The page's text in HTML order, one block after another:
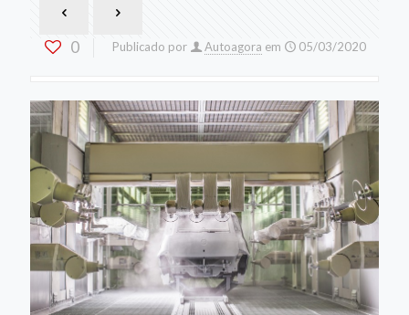
0 Publicado por Autoagora em 05/03/2020